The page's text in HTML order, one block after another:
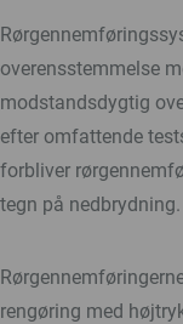
overensstemmelse
modstandsdygtig
efter omfattende
forbliver
tegn på nedbrydning.
rengøring med